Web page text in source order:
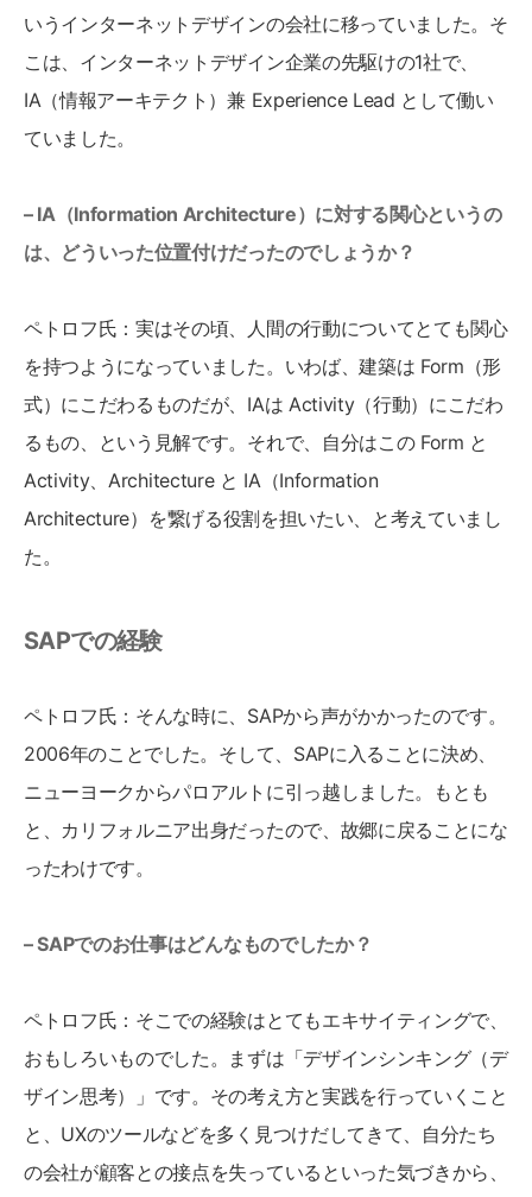
いうインターネットデザインの会社に移っていました。そ
こは、インターネットデザイン企業の先駆けの1社で、
IA（情報アーキテクト）兼 Experience Lead として働い
ていました。
– IA（Information Architecture）に対する関心というの
は、どういった位置付けだったのでしょうか？
ペトロフ氏：実はその頃、人間の行動についてとても関心
を持つようになっていました。いわば、建築は Form（形
式）にこだわるものだが、IAは Activity（行動）にこだわ
るもの、という見解です。それで、自分はこの Form と
Activity、Architecture と IA（Information
Architecture）を繋げる役割を担いたい、と考えていまし
た。
SAPでの経験
ペトロフ氏：そんな時に、SAPから声がかかったのです。
2006年のことでした。そして、SAPに入ることに決め、
ニューヨークからパロアルトに引っ越しました。もとも
と、カリフォルニア出身だったので、故郷に戻ることにな
ったわけです。
– SAPでのお仕事はどんなものでしたか？
ペトロフ氏：そこでの経験はとてもエキサイティングで、
おもしろいものでした。まずは「デザインシンキング（デ
ザイン思考）」です。その考え方と実践を行っていくこと
と、UXのツールなどを多く見つけだしてきて、自分たち
の会社が顧客との接点を失っているといった気づきから、